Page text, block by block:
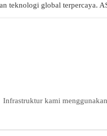
teknologi global terpercaya.
Infrastruktur kami